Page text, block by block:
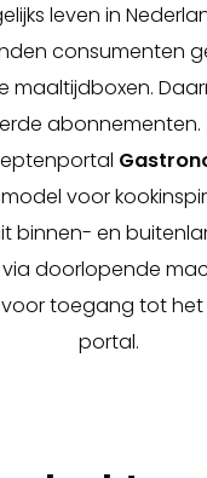
leven in
consumenten
maaltijdboxen.
abonnementen.
voor
binnen- en
doorlopende
toegang tot het
portal.